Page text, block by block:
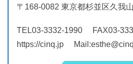
〒168-0082 東京都杉並区久我
TEL03-3332-1990 FAX03-
https://cinq.jp